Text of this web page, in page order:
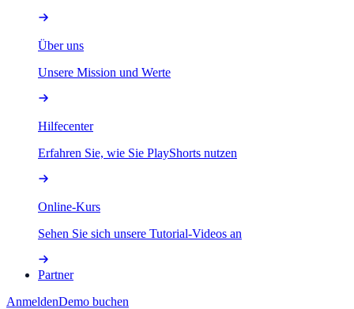
Über uns
Unsere Mission und Werte
Hilfecenter
Erfahren Sie, wie Sie PlayShorts nutzen
Online-Kurs
Sehen Sie sich unsere Tutorial-Videos an
Partner
AnmeldenDemo buchen